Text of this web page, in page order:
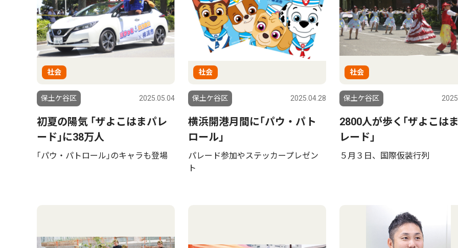
社会
保土ケ谷区 2025.05.04
初夏の陽気 ｢ザよこはまパレ
ード｣に38万人
｢パウ・パトロール｣のキャラも登場
社会
保土ケ谷区 2025.04.28
横浜開港月間に｢パウ・パト
ロール｣
パレード参加やステッカープレゼン
ト
社会
保土ケ谷区
2800人が歩く｢ザよこは
レード｣
５月３日、国際仮装行列